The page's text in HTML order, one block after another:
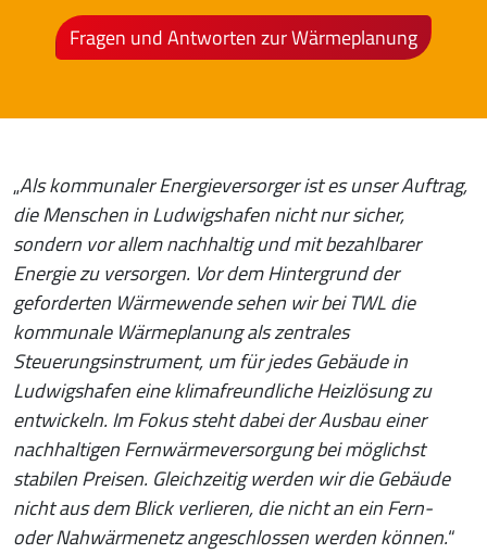
Fragen und Antworten zur Wärmeplanung
„Als kommunaler Energieversorger ist es unser Auftrag,
die Menschen in Ludwigshafen nicht nur sicher,
sondern vor allem nachhaltig und mit bezahlbarer
Energie zu versorgen. Vor dem Hintergrund der
geforderten Wärmewende sehen wir bei TWL die
kommunale Wärmeplanung als zentrales
Steuerungsinstrument, um für jedes Gebäude in
Ludwigshafen eine klimafreundliche Heizlösung zu
entwickeln. Im Fokus steht dabei der Ausbau einer
nachhaltigen Fernwärmeversorgung bei möglichst
stabilen Preisen. Gleichzeitig werden wir die Gebäude
nicht aus dem Blick verlieren, die nicht an ein Fern-
oder Nahwärmenetz angeschlossen werden können.“